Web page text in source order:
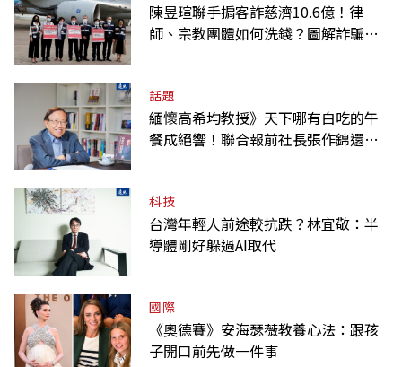
陳昱瑄聯手掮客詐慈濟10.6億！律
師、宗教團體如何洗錢？圖解詐騙關
話題
緬懷高希均教授》天下哪有白吃的午
餐成絕響！聯合報前社長張作錦還原
科技
台灣年輕人前途較抗跌？林宜敬：半
導體剛好躲過AI取代
國際
《奧德賽》安海瑟薇教養心法：跟孩
子開口前先做一件事